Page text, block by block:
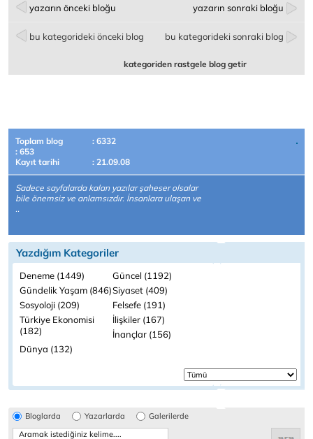
yazarın önceki bloğu yazarın sonraki bloğu
bu kategorideki önceki blog bu kategorideki sonraki blog
kategoriden rastgele blog getir
Toplam blog
: 6332
: 653
Kayıt tarihi
: 21.09.08
Sadece sayfalarda kalan yazılar şaheser olsalar
bile önemsiz ve anlamsızdır. İnsanlara ulaşan ve
..
Yazdığım Kategoriler
Deneme (1449)
Güncel (1192)
Gündelik Yaşam (846)Siyaset (409)
Sosyoloji (209)
Felsefe (191)
Türkiye Ekonomisi
(182)
İlişkiler (167)
İnançlar (156)
Dünya (132)
Bloglarda Yazarlarda Galerilerde